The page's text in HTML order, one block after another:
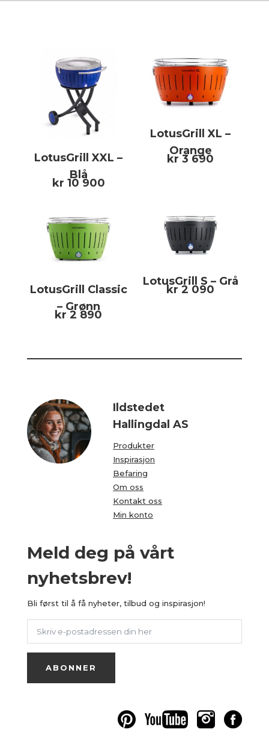
LotusGrill XXL –
Blå
kr 10 900
LotusGrill XL –
Orange
kr3 690
LotusGrill Classic
– Grønn
kr2 890
LotusGrill S – Grå
kr 2 090
Ildstedet
Hallingdal AS
Produkter
Inspirasjon
Befaring
Om oss
Kontakt oss
Min konto
Meld deg på vårt
nyhetsbrev!
Bli først til å få nyheter, tilbud og inspirasjon!
ABONNER